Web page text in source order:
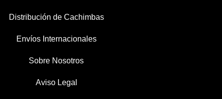
Distribución de Cachimbas
Envíos Internacionales
Sobre Nosotros
Aviso Legal